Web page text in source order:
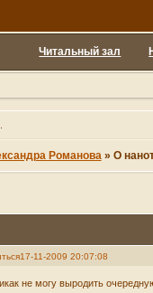
Читальный зал
Романова » О
17-11-2009 20:07:08
не могу выродить